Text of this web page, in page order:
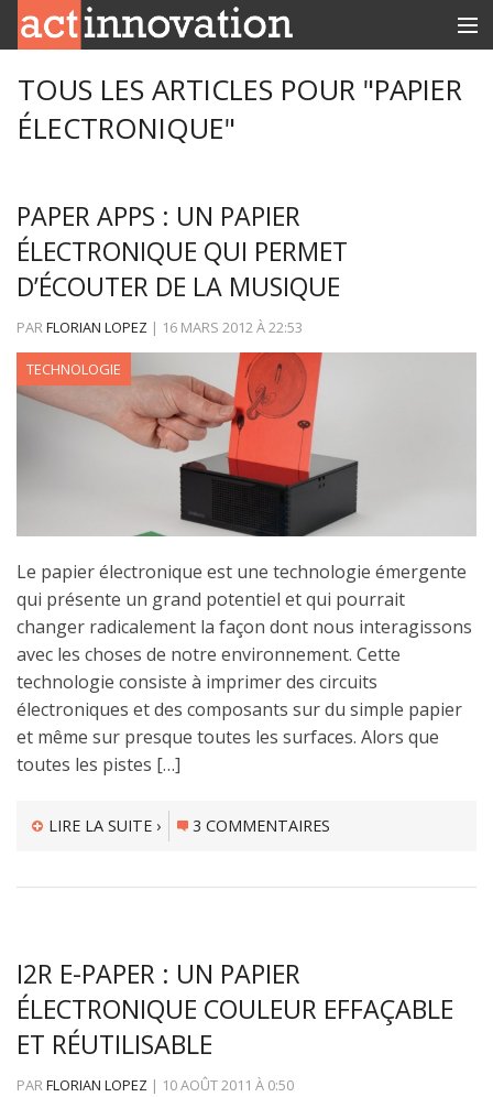
INNOBOX
TOUS LES ARTICLES POUR "PAPIER
ÉLECTRONIQUE"
PAPER APPS : UN PAPIER
ÉLECTRONIQUE QUI PERMET
D’ÉCOUTER DE LA MUSIQUE
PARFLORIAN LOPEZ | 16 MARS 2012À22:53
TECHNOLOGIE
Le papier électronique est une technologie émergente
qui présente un grand potentiel et qui pourrait
changer radicalement la façon dont nous interagissons
avec les choses de notre environnement. Cette
technologie consiste à imprimer des circuits
électroniques et des composants sur du simple papier
et même sur presque toutes les surfaces. Alors que
toutes les pistes […]
LIRE LA SUITE › 3 COMMENTAIRES
I2R E-PAPER : UN PAPIER
ÉLECTRONIQUE COULEUR EFFAÇABLE
ET RÉUTILISABLE
PARFLORIAN LOPEZ | 10 AOÛT 2011 À 0:50